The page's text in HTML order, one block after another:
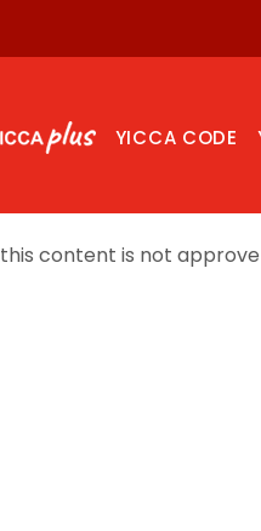
YICCA CODE
this content is not